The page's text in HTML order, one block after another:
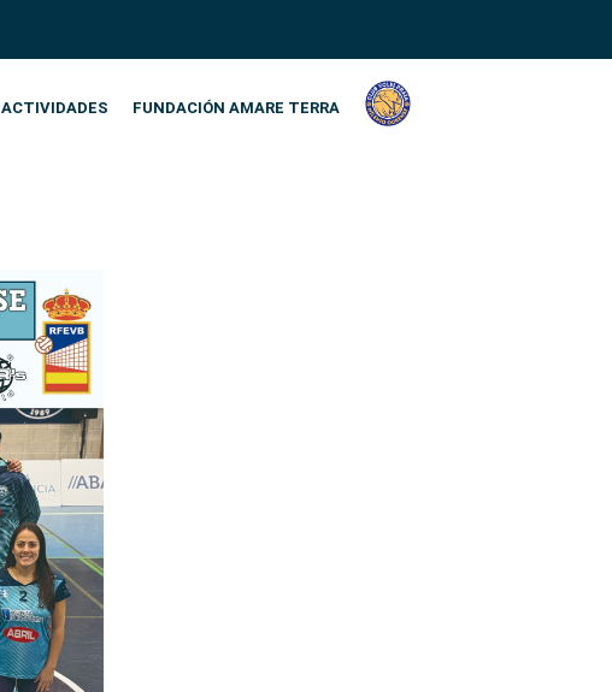
ACTIVIDADES FUNDACIÓN AMARE TERRA